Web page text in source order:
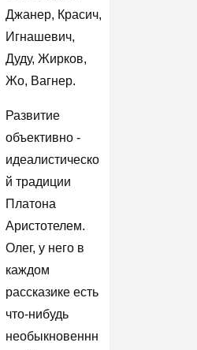
Джанер, Красич,
Игнашевич,
Дуду, Жирков,
Жо, Вагнер.
Развитие
объективно -
идеалистическо
й традиции
Платона
Аристотелем.
Олег, у него в
каждом
рассказике есть
что-нибудь
необыкновеннн